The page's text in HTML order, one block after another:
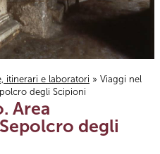
itinerari e laboratori » Viaggi nel
degli Scipioni
Area
degli